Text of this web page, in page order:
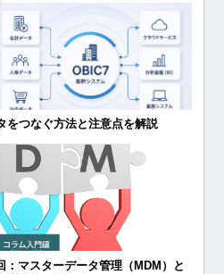
をつなぐ方法と注意点を解説
：マスターデータ管理（MDM）と